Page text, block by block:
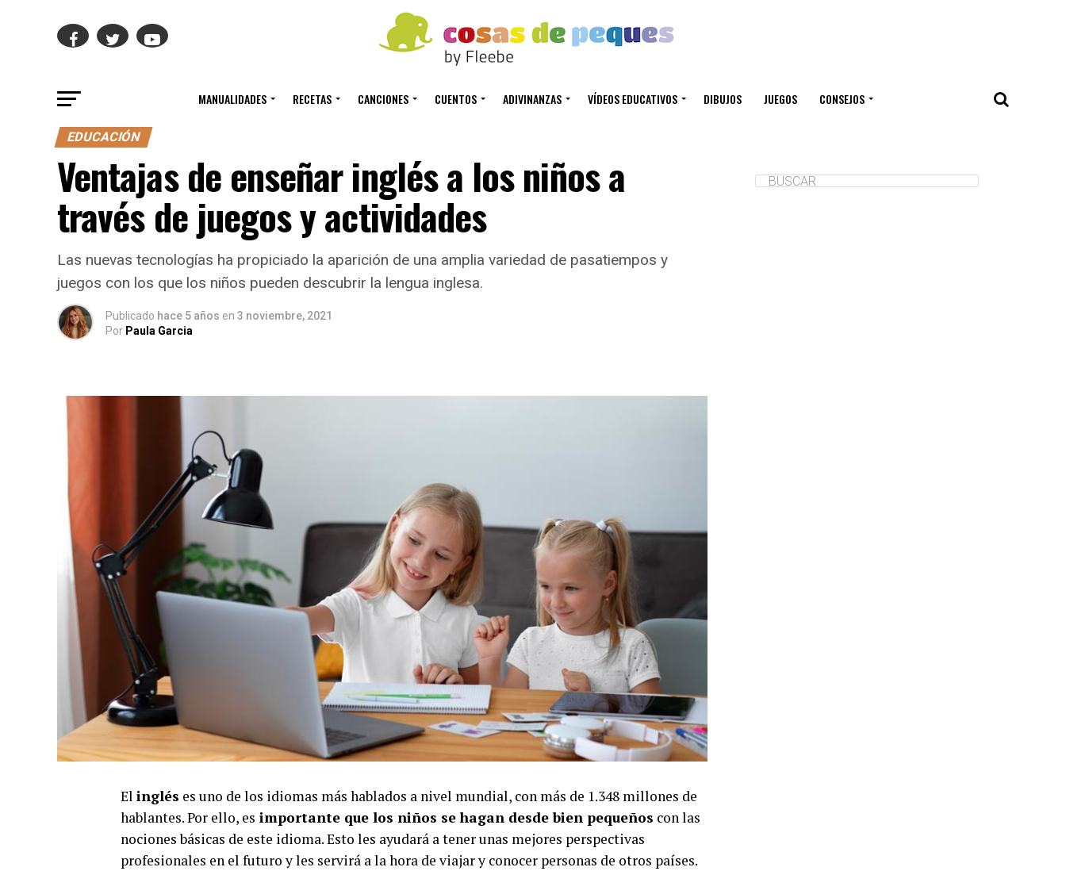
MANUALIDADES RECETAS CANCIONES CUENTOS ADIVINANZAS VÍDEOS EDUCATIVOS DIBUJOS JUEGOS CONSEJOS
EDUCACIÓN
Ventajas de enseñar inglés a los niños a
través de juegos y actividades
Las nuevas tecnologías ha propiciado la aparición de una amplia variedad de pasatiempos y
juegos con los que los niños pueden descubrir la lengua inglesa.
Publicado hace 5 años en 3 noviembre, 2021
Por Paula Garcia
El inglés es uno de los idiomas más hablados a nivel mundial, con más de 1.348 millones de
hablantes. Por ello, es importante que los niños se hagan desde bien pequeños con las
nociones básicas de este idioma. Esto les ayudará a tener unas mejores perspectivas
profesionales en el futuro y les servirá a la hora de viajar y conocer personas de otros países.